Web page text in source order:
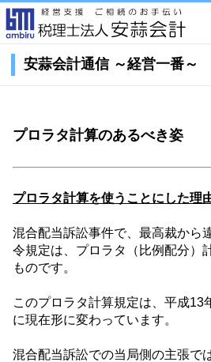
安蒜会計通信 ～経営一番～
プロラタ計算のあるべき姿
プロラタ計算を使うことにした理
混合配当訴訟事件で、最高裁から
令規定は、プロラタ（比例配分）
ものです。
このプロラタ計算規定は、平成13
に現在形に変わっています。
混合配当訴訟での当局側の主張で